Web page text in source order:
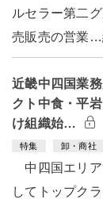
ルセラー第二
売販売の営業…
近畿中四国業
クト中食・平
け組織始…
特集 卸・商社
中四国エリア
してトップク